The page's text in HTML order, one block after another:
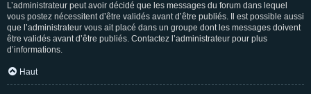
L’administrateur peut avoir décidé que les messages du forum dans lequel
vous postez nécessitent d’être validés avant d’être publiés. Il est possible aussi
que l’administrateur vous ait placé dans un groupe dont les messages doivent
être validés avant d’être publiés. Contactez l’administrateur pour plus
d’informations.
Haut